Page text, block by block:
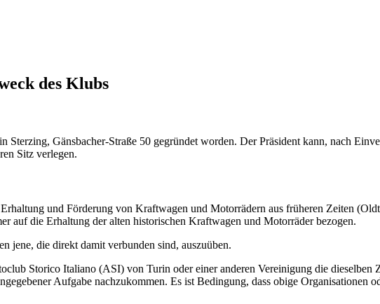
des Klubs
Gänsbacher-Straße 50 gegründet worden. Der Präsident kann, nach
Sitz verlegen.
und Förderung von Kraftwagen und Motorrädern aus früheren Zeiten
auf die Erhaltung der alten historischen Kraftwagen und Motorräder bezogen.
jene, die direkt damit verbunden sind, auszuüben.
Storico Italiano (ASI) von Turin oder einer anderen Vereinigung die dieselben
Aufgabe nachzukommen. Es ist Bedingung, dass obige Organisationen